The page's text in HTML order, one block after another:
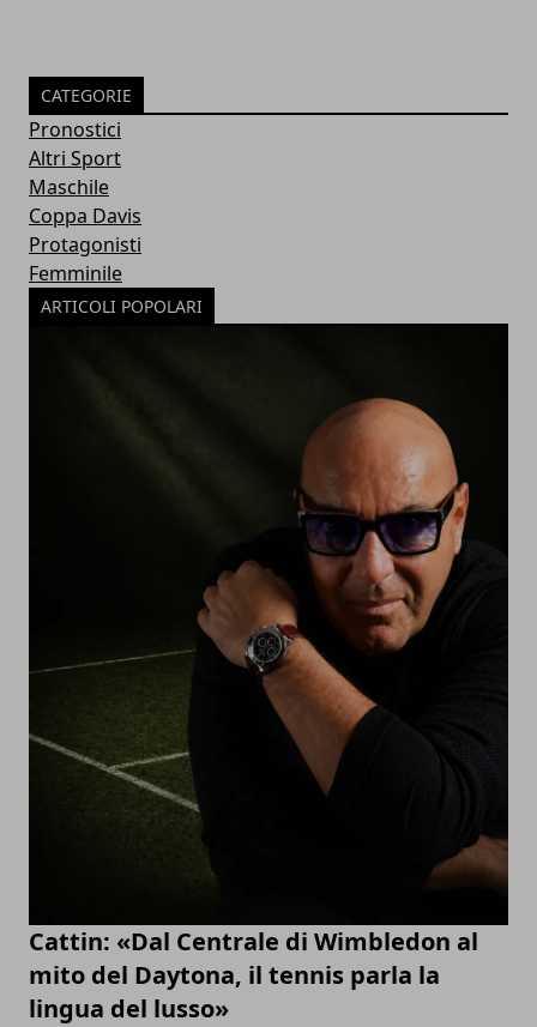
CATEGORIE
Pronostici
Altri Sport
Maschile
Coppa Davis
Protagonisti
Femminile
ARTICOLI POPOLARI
Cattin: «Dal Centrale di Wimbledon al
mito del Daytona, il tennis parla la
lingua del lusso»